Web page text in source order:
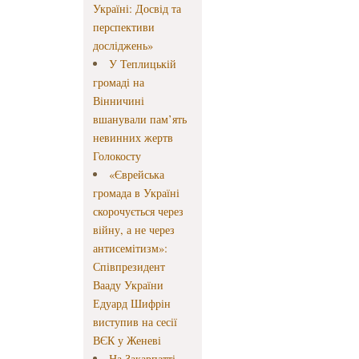
Україні: Досвід та
перспективи
досліджень»
У Теплицькій
громаді на
Вінничині
вшанували пам’ять
невинних жертв
Голокосту
«Єврейська
громада в Україні
скорочується через
війну, а не через
антисемітизм»:
Співпрезидент
Вааду України
Едуард Шифрін
виступив на сесії
ВЄК у Женеві